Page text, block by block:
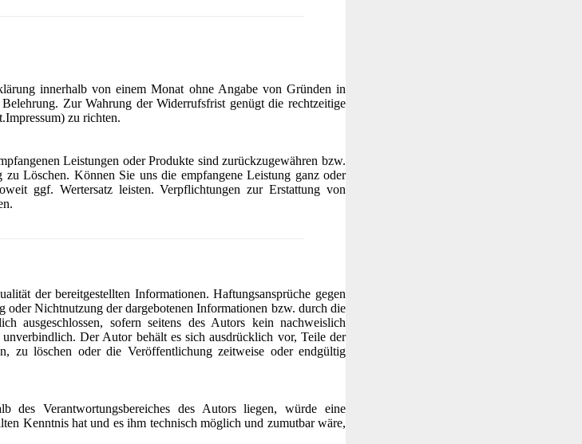
innerhalb von einem Monat ohne Angabe von Gründen in
Zur Wahrung der Widerrufsfrist genügt die rechtzeitige
zu richten.
Leistungen oder Produkte sind zurückzugewähren bzw.
Löschen. Können Sie uns die empfangene Leistung ganz oder
ggf. Wertersatz leisten. Verpflichtungen zur Erstattung von
der bereitgestellten Informationen. Haftungsansprüche gegen
Nichtnutzung der dargebotenen Informationen bzw. durch die
ausgeschlossen, sofern seitens des Autors kein nachweislich
Der Autor behält es sich ausdrücklich vor, Teile der
zu löschen oder die Veröffentlichung zeitweise oder endgültig
des Verantwortungsbereiches des Autors liegen, würde eine
Kenntnis hat und es ihm technisch möglich und zumutbar wäre,